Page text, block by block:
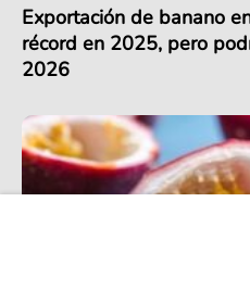
Exportación de banano
récord en 2025, pero
2026